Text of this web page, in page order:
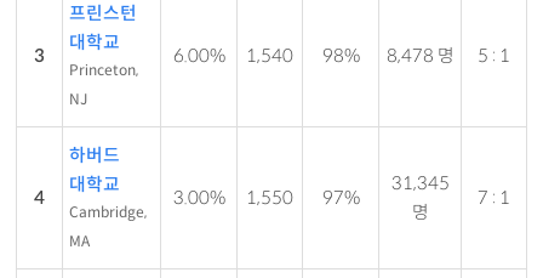
3
프린스턴
대학교
Princeton,
NJ
6.00% 1,540 98% 8,478 명 5 : 1
4
하버드
대학교
Cambridge,
MA
3.00% 1,550 97%
31,345
명
7 : 1